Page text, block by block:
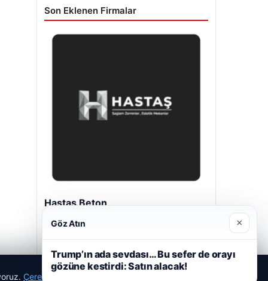
Son Eklenen Firmalar
Hastaş Beton
Çerez Politikamız
Göz Atın ×
Trump’ın ada sevdası… Bu sefer de orayı
gözüne kestirdi: Satın alacak!